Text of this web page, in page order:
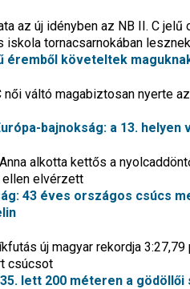
az új idényben az NB II. C
iskola tornacsarnokában lesznek
éremből követeltek
női váltó magabiztosan nyerte
bajnokság: a 13.
alkotta kettős a
elvérzett
43 éves országos csúcs
új magyar rekordja
csúcsot
lett 200 méteren a gödöllői